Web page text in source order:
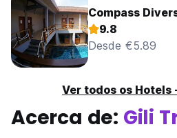
Compass
9.8
Desde €5.89
Ver todos os
Acerca de: Gili